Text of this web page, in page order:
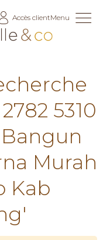
Accès clientMenu
5310
Murah
Kab